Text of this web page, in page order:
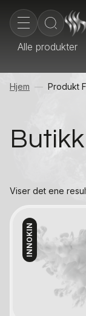
Alle produkter
Hjem Produkt
Butikk
Viser det ene
INNOKIN
Kontakt